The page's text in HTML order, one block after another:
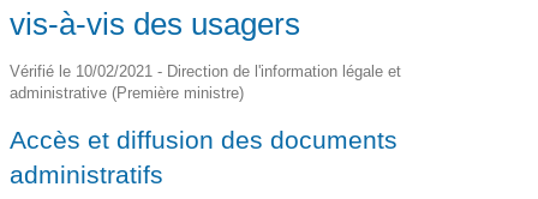
vis-à-vis des usagers
Vérifié le 10/02/2021 - Direction de l'information légale et
administrative (Première ministre)
Accès et diffusion des documents
administratifs